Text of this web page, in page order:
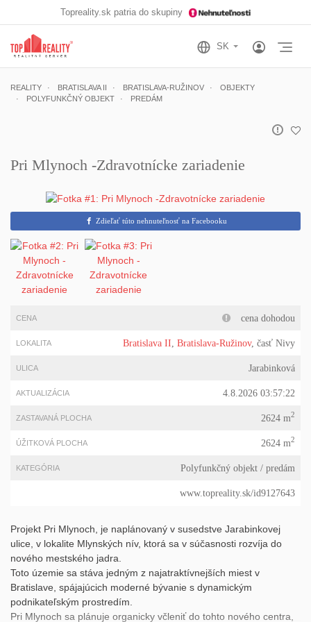
Topreality.sk patria do skupiny
REALITY BRATISLAVA II BRATISLAVA-RUŽINOV
OBJEKTY
POLYFUNKČNÝ OBJEKT
PREDÁM
Pri Mlynoch -Zdravotnícke zariadenie
Zdieľať túto nehnuteľnosť na Facebooku
CENA cena dohodou
LOKALITA Bratislava II Bratislava-Ružinov, časť Nivy
ULICA Jarabinková
AKTUALIZÁCIA 4.8.2026 03:57:22
ZASTAVANÁ PLOCHA 2624 m2
ÚŽITKOVÁ PLOCHA 2624 m2
KATEGÓRIA Polyfunkčný objekt / predám
www.topreality.sk/id9127643
Projekt Pri Mlynoch, je naplánovaný v susedstve Jarabinkovej
ulice, v lokalite Mlynských nív, ktorá sa v súčasnosti rozvíja do
nového mestského jadra.
Toto územie sa stáva jedným z najatraktívnejších miest v
Bratislave, spájajúcich moderné bývanie s dynamickým
podnikateľským prostredím.
Pri Mlynoch sa plánuje organicky včleniť do tohto nového centra,